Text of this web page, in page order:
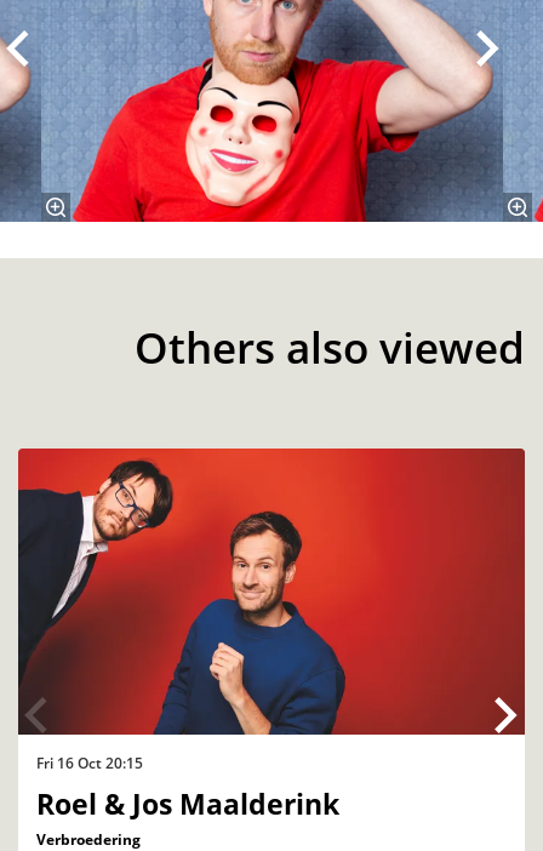
Others also viewed
Roel & Jos Maalderink
Verbroedering
Fri 16 Oct20:15